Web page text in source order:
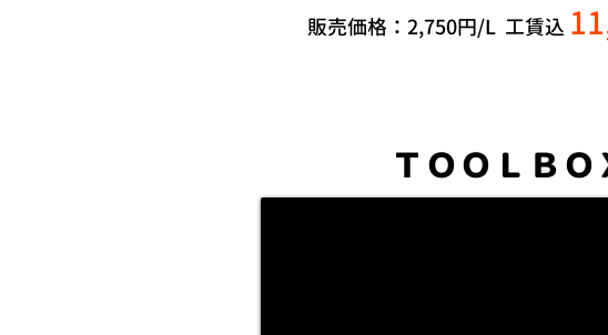
販売価格：2,750円/L 工賃込
ＴＯＯＬＢ